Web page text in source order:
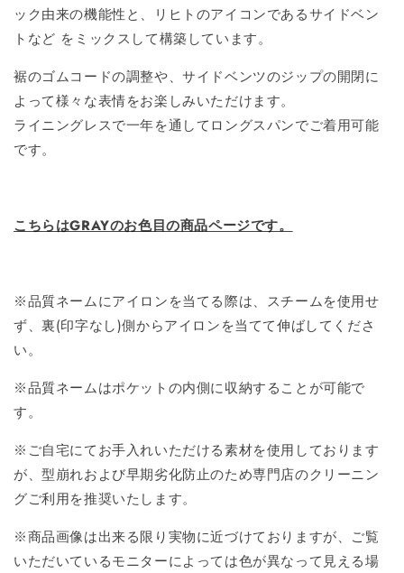
ック由来の機能性と、リヒトのアイコンであるサイドベン
トなど をミックスして構築しています。
裾のゴムコードの調整や、サイドベンツのジップの開閉に
よって様々な表情をお楽しみいただけます。
ライニングレスで一年を通してロングスパンでご着用可能
です。
こちらはGRAYのお色目の商品ページです。
※品質ネームにアイロンを当てる際は、スチームを使用せ
ず、裏(印字なし)側からアイロンを当てて伸ばしてくださ
い。
※品質ネームはポケットの内側に収納することが可能で
す。
※ご自宅にてお手入れいただける素材を使用しております
が、型崩れおよび早期劣化防止のため専門店のクリーニン
グご利用を推奨いたします。
※商品画像は出来る限り実物に近づけておりますが、ご覧
いただいているモニターによっては色が異なって見える場